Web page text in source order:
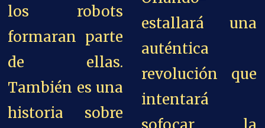
los robots
formaran parte
de ellas.
También es una
historia sobre
estallará una
auténtica
revolución que
intentará